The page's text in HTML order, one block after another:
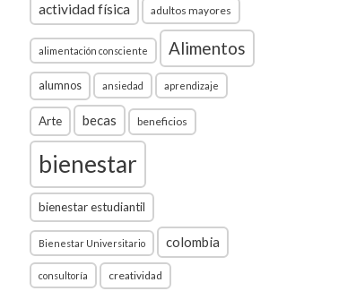
actividad física adultos mayores
alimentación consciente Alimentos
alumnos ansiedad aprendizaje
Arte becas beneficios
bienestar
bienestar estudiantil
Bienestar Universitario colombia
consultoría creatividad